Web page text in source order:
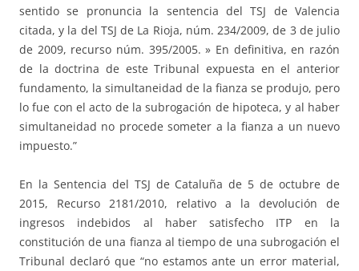
sentido se pronuncia la sentencia del TSJ de Valencia
citada, y la del TSJ de La Rioja, núm. 234/2009, de 3 de julio
de 2009, recurso núm. 395/2005. » En definitiva, en razón
de la doctrina de este Tribunal expuesta en el anterior
fundamento, la simultaneidad de la fianza se produjo, pero
lo fue con el acto de la subrogación de hipoteca, y al haber
simultaneidad no procede someter a la fianza a un nuevo
impuesto.”
En la Sentencia del TSJ de Cataluña de 5 de octubre de
2015, Recurso 2181/2010, relativo a la devolución de
ingresos indebidos al haber satisfecho ITP en la
constitución de una fianza al tiempo de una subrogación el
Tribunal declaró que “no estamos ante un error material,